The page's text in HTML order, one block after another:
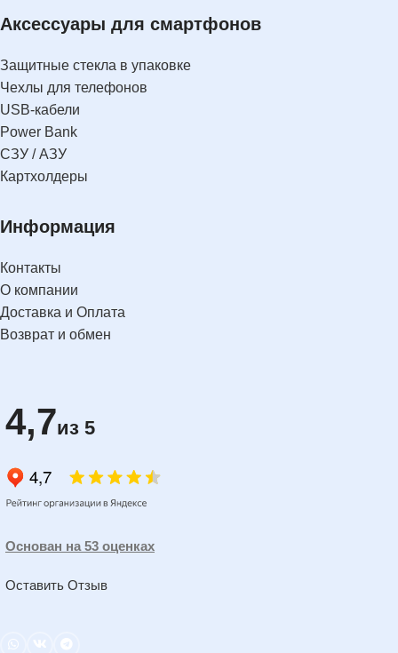
Аксессуары для смартфонов
Защитные стекла в упаковке
Чехлы для телефонов
USB-кабели
Power Bank
СЗУ / АЗУ
Картхолдеры
Информация
Контакты
О компании
Доставка и Оплата
Возврат и обмен
4,7из 5
Основан на 53 оценках
Оставить Отзыв